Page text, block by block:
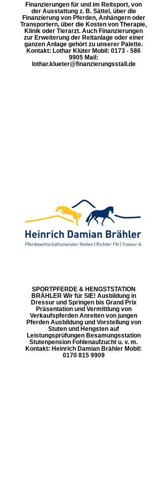
Finanzierungen für und im Reitsport, von
der Ausstattung z. B. Sättel, über die
Finanzierung von Pferden, Anhängern oder
Transportern, über die Kosten von Therapie,
Klinik oder Tierarzt. Auch Finanzierungen
zur Erweiterung der Reitanlage oder einer
ganzen Anlage gehört zu unserer Palette.
Kontakt: Lothar Klüter Mobil: 0173 - 586
9905 Mail:
lothar.klueter@finanzierungsstall.de
SPORTPFERDE & HENGSTSTATION
BRÄHLER Wir für SIE! Ausbildung in
Dressur und Springen bis Grand Prix
Präsentation und Vermittlung von
Verkaufspferden Anreiten von jungen
Pferden Ausbildung und Vorstellung von
Stuten und Hengsten auf
Leistungsprüfungen Besamungsstation
Stutenpension Fohlenaufzucht u. v. m.
Kontakt: Heinrich Damian Brähler Mobil:
0170 815 9909